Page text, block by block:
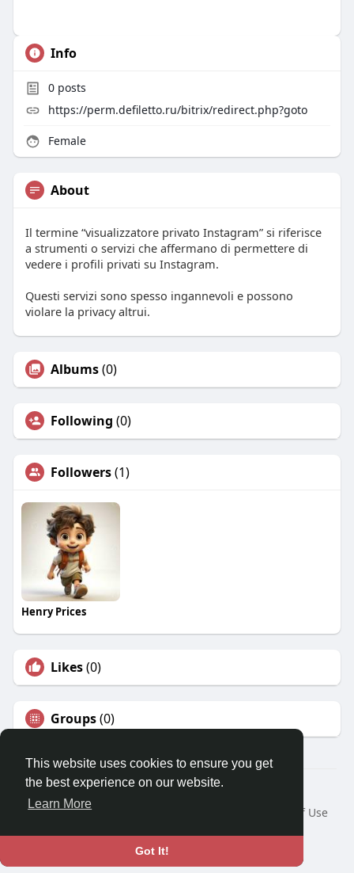
This website uses cookies to ensure you get
the best experience on our website.
Learn More
Got It!
Info
0posts
https://perm.defiletto.ru/bitrix/redirect.php?goto
Female
About
Il termine “visualizzatore privato Instagram” si riferisce
a strumenti o servizi che affermano di permettere di
vedere i profili privati su Instagram.
Questi servizi sono spesso ingannevoli e possono
violare la privacy altrui.
Albums(0)
Following (0)
Followers(1)
Henry Prices
Likes(0)
Groups(0)
© 2026 Travel With Me
Home
About
Terms of Use